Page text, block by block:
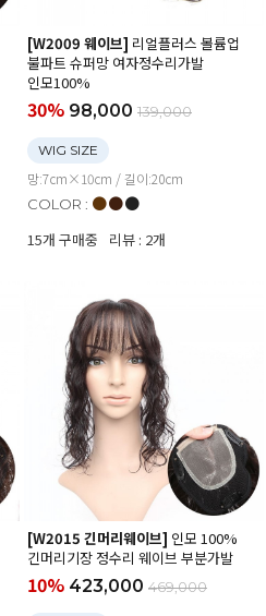
[W2009 웨이브] 리얼플러스 볼륨업
불파트 슈퍼망 여자정수리가발
인모100%
30% 98,000 139,000
WIG SIZE
망:7cm×10cm / 길이:20cm
COLOR : ● ● ●
15개 구매중 리뷰 : 2개
[W2015 긴머리웨이브] 인모 100%
긴머리기장 정수리 웨이브 부분가발
10% 423,000 469,000